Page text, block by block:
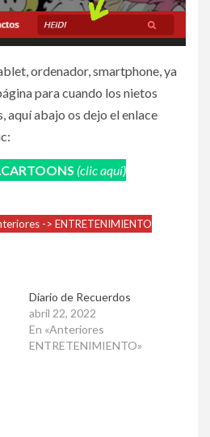
ordenador, smartphone, ya
para cuando los nietos
aquí abajo os dejo el enlace
(clic aquí)
-> ENTRETENIMIENTO
Diario de Recuerdos
abril 22, 2022
En «Anteriores
ENTRETENIMIENTO»